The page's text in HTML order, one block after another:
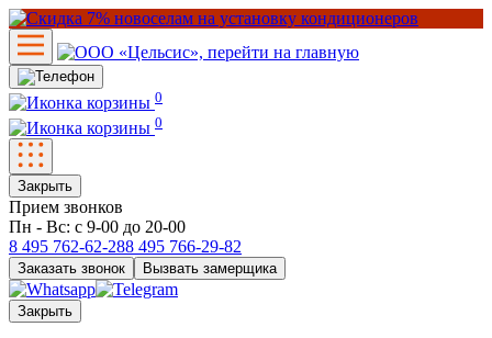
0
0
Закрыть
Прием звонков
Пн - Вс: с 9-00 до 20-00
8 495 762-62-288 495 766-29-82
Заказать звонок Вызвать замерщика
Закрыть